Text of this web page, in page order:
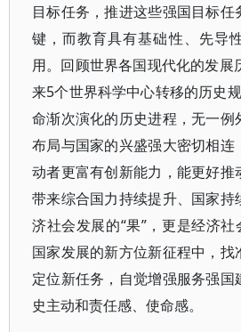
目标任务，推进这些强国目标任
键，而教育具有基础性、先导
用。回顾世界各国现代化的发展
来5个世界科学中心转移的历史
命渐次演化的历史进程，无一例
布局与国家的兴盛强大密切相连
动者更富有创新能力，能更好推
带来综合国力持续提升、国家持
济社会发展的“果”，更是经济社
国家发展的新方位新征程中，
定位新任务，自觉增强服务强
史主动和责任感、使命感。